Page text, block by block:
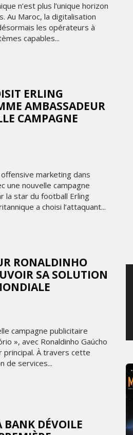
n’est plus l’unique horizon
Au Maroc, la digitalisation
les opérateurs à
capables...
ERLING
AMBASSADEUR
CAMPAGNE
marketing dans
une nouvelle campagne
la star du football Erling
a choisi l’attaquant...
RONALDINHO
SA SOLUTION
campagne publicitaire
», avec Ronaldinho Gaúcho
principal. À travers cette
de services...
BANK DÉVOILE
2026
CÉLÈBRE L’IDENTITÉ
AVEC UNE LIVRÉE
SUR SES AVIONS